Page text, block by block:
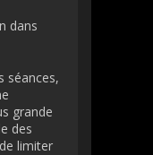
dans
séances,
grande
des
limiter